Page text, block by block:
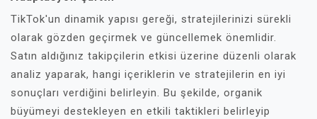
TikTok'un dinamik yapısı gereği, stratejilerinizi sürekli
olarak gözden geçirmek ve güncellemek önemlidir.
Satın aldığınız takipçilerin etkisi üzerine düzenli olarak
analiz yaparak, hangi içeriklerin ve stratejilerin en iyi
sonuçları verdiğini belirleyin. Bu şekilde, organik
büyümeyi destekleyen en etkili taktikleri belirleyip